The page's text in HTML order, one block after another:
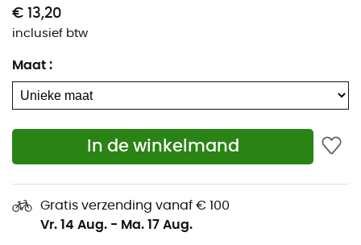
€ 13,20
inclusief btw
Maat :
In de winkelmand
Gratis verzending vanaf € 100
Vr. 14 Aug. - Ma. 17 Aug.
Of het nu gaat om een paar kilometer of een lange
te bereiden en te beleven. Met een hoge precisie bevat
deze IGN-kaart (schaal 1:25.000) alle nodige details om